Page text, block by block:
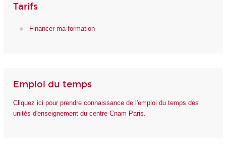
Tarifs
Financer ma formation
Emploi du temps
Cliquez ici pour prendre connaissance de l'emploi du temps des
unités d'enseignement du centre Cnam Paris.